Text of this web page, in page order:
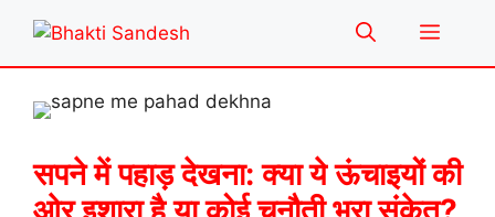
content
Menu
सपने में पहाड़ देखना: क्या ये ऊंचाइयों की